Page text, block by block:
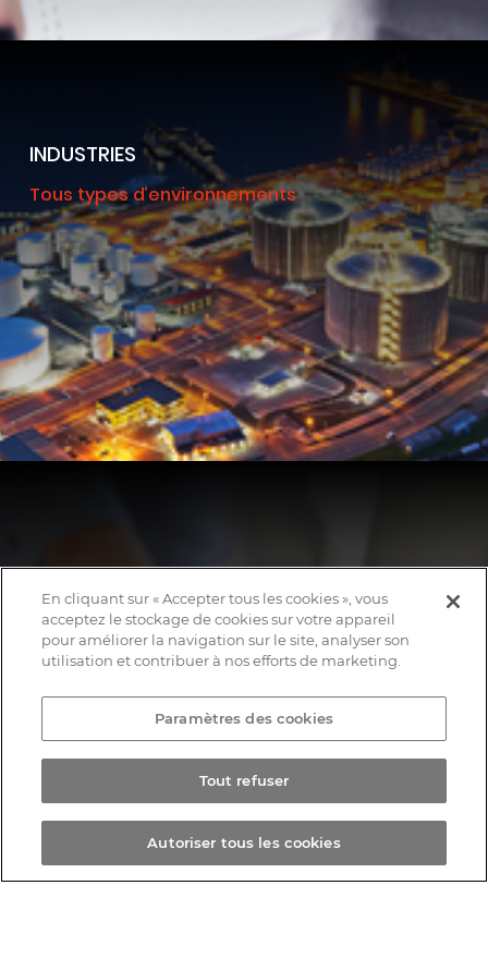
INDUSTRIES
Tous types d’environnements
AUTRES
Etablissements scolaires, Administration,
Commerces…
En cliquant sur « Accepter tous les cookies », vous
acceptez le stockage de cookies sur votre appareil
pour améliorer la navigation sur le site, analyser son
utilisation et contribuer à nos efforts de marketing.
Paramètres des cookies
Tout refuser
Autoriser tous les cookies